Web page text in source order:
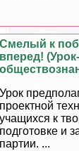
Смелый к
вперед!
Урок
проектной
учащихся к
подготовке и
партии. ...